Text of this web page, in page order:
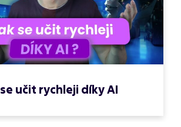
učit rychleji díky AI